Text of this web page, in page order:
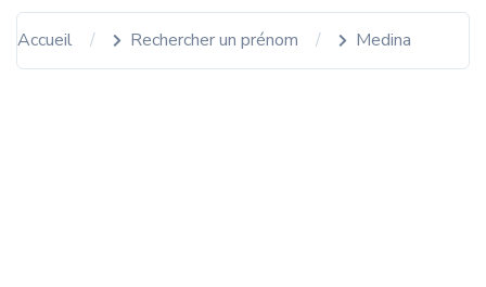
Accueil Rechercher un prénom Medina